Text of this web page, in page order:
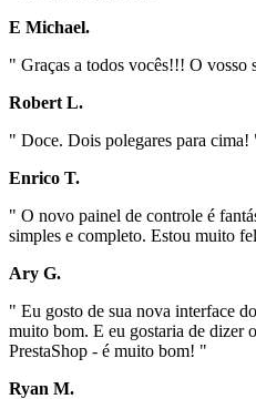
E Michael.
" Graças a todos vocês!!! O vosso
Robert L.
" Doce. Dois polegares para cima!
Enrico T.
" O novo painel de controle é
simples e completo. Estou muito
Ary G.
" Eu gosto de sua nova interface
muito bom. E eu gostaria de dizer
PrestaShop - é muito bom! "
Ryan M.